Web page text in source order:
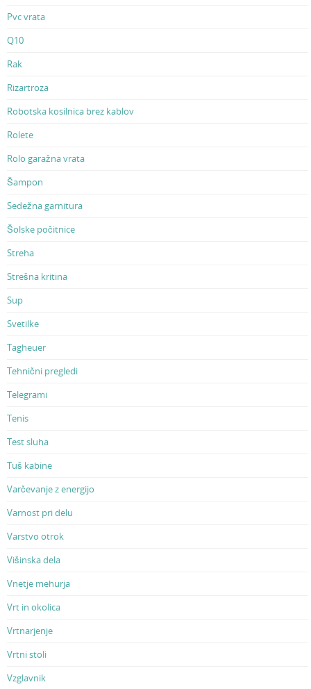
Pvc vrata
Q10
Rak
Rizartroza
Robotska kosilnica brez kablov
Rolete
Rolo garažna vrata
Šampon
Sedežna garnitura
Šolske počitnice
Streha
Strešna kritina
Sup
Svetilke
Tagheuer
Tehnični pregledi
Telegrami
Tenis
Test sluha
Tuš kabine
Varčevanje z energijo
Varnost pri delu
Varstvo otrok
Višinska dela
Vnetje mehurja
Vrt in okolica
Vrtnarjenje
Vrtni stoli
Vzglavnik